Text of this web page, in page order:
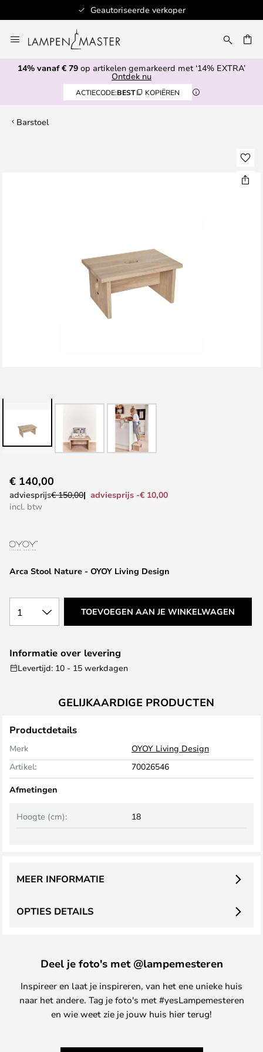
Lagerartikelen worden binnen
naar
de
inhoud
14% vanaf € 79 op artikelen gemarkeerd met ‘14% EXTRA’
Ontdek nu
ACTIECODE:BEST KOPIËREN
Barstoel
naar
het
de
gallerij
Arca Stool Nature - OYOY Living Design
€ 140,00
adviesprijs€ 150,00
adviesprijs -€ 10,00
incl. btw
1 TOEVOEGEN AAN JE WINKELWAGEN
Informatie over levering
Levertijd: 10 - 15 werkdagen
GELIJKAARDIGE PRODUCTEN
Productdetails
Merk
OYOY Living Design
Artikel:
70026546
Afmetingen
Hoogte (cm): 18
OPTIES DETAILS
MEER INFORMATIE
Deel je foto's met @lampemesteren
Inspireer en laat je inspireren, van het ene unieke huis
naar het andere. Tag je foto's met #yesLampemesteren
en wie weet zie je jouw huis hier terug!